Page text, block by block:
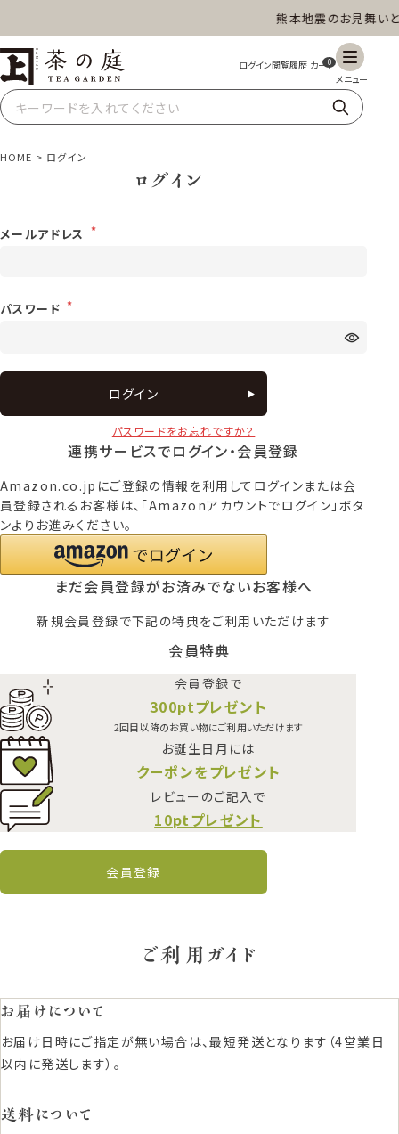
熊本地震のお見舞い
茶の庭オンラインショップ 0
ギフト 特上高級茶 深蒸し茶 水出し茶
スイーツ
HOME ログイン
ログイン
メールアドレス
パスワード
ログイン
パスワードをお忘れですか？
連携サービスでログイン・会員登録
Amazon.co.jpにご登録の情報を利用してログインまたは会
員登録されるお客様は、「Amazonアカウントでログイン」ボタ
ンよりお進みください。
まだ会員登録がお済みでないお客様へ
新規会員登録で下記の特典をご利用いただけます
会員特典
会員登録で
300ptプレゼント
2回目以降のお買い物にご利用いただけます
お誕生日月には
クーポンをプレゼント
レビューのご記入で
10ptプレゼント
会員登録
ご利用ガイド
お届けについて
お届け日時にご指定が無い場合は、最短発送となります（4営業日
以内に発送します）。
送料について